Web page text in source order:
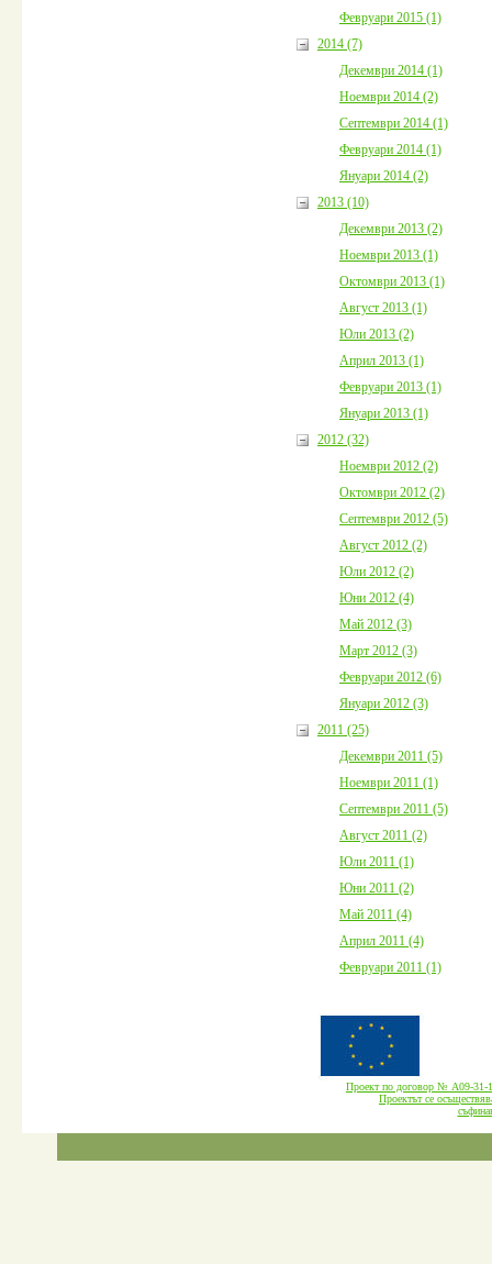
Февруари 2015 (1)
2014 (7)
Декември 2014 (1)
Ноември 2014 (2)
Септември 2014 (1)
Февруари 2014 (1)
Януари 2014 (2)
2013 (10)
Декември 2013 (2)
Ноември 2013 (1)
Октомври 2013 (1)
Август 2013 (1)
Юли 2013 (2)
Април 2013 (1)
Февруари 2013 (1)
Януари 2013 (1)
2012 (32)
Ноември 2012 (2)
Октомври 2012 (2)
Септември 2012 (5)
Август 2012 (2)
Юли 2012 (2)
Юни 2012 (4)
Май 2012 (3)
Март 2012 (3)
Февруари 2012 (6)
Януари 2012 (3)
2011 (25)
Декември 2011 (5)
Ноември 2011 (1)
Септември 2011 (5)
Август 2011 (2)
Юли 2011 (1)
Юни 2011 (2)
Май 2011 (4)
Април 2011 (4)
Февруари 2011 (1)
Проект по договор № А09-
Проектът се